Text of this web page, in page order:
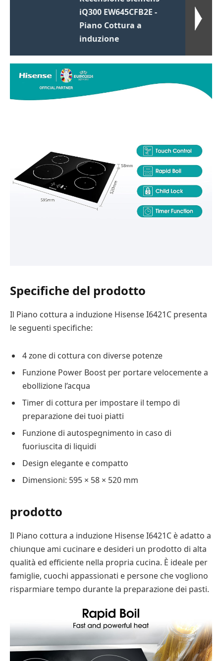
iQ300 EW645CFB2E -
Piano Cottura a
induzione
Specifiche del prodotto
Il Piano cottura a induzione Hisense I6421C presenta
le seguenti specifiche:
4 zone di cottura con diverse potenze
Funzione Power Boost per portare velocemente a
ebollizione l’acqua
Timer di cottura per impostare il tempo di
preparazione dei tuoi piatti
Funzione di autospegnimento in caso di
fuoriuscita di liquidi
Design elegante e compatto
Dimensioni: 595 × 58 × 520 mm
prodotto
Il Piano cottura a induzione Hisense I6421C è adatto a
chiunque ami cucinare e desideri un prodotto di alta
qualità ed efficiente nella propria cucina. È ideale per
famiglie, cuochi appassionati e persone che vogliono
risparmiare tempo durante la preparazione dei pasti.